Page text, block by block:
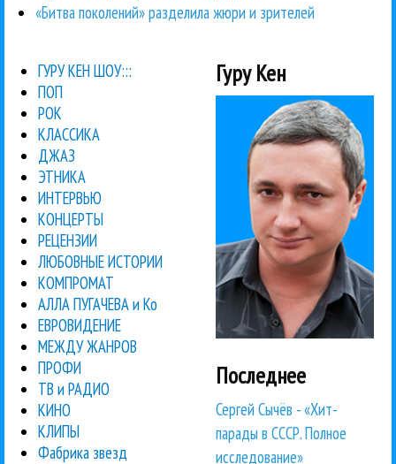
«Битва поколений» разделила жюри и зрителей
ГУРУ КЕН ШОУ:::
ПОП
РОК
КЛАССИКА
ДЖАЗ
ЭТНИКА
ИНТЕРВЬЮ
КОНЦЕРТЫ
РЕЦЕНЗИИ
ЛЮБОВНЫЕ ИСТОРИИ
КОМПРОМАТ
АЛЛА ПУГАЧЕВА и Ко
ЕВРОВИДЕНИЕ
МЕЖДУ ЖАНРОВ
ПРОФИ
ТВ и РАДИО
КИНО
КЛИПЫ
Фабрика звезд
Гуру Кен
Последнее
Сергей Сычёв - «Хит-
парады в СССР. Полное
исследование»